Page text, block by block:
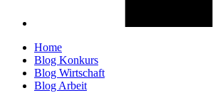
Home
Blog Konkurs
Blog Wirtschaft
Blog Arbeit